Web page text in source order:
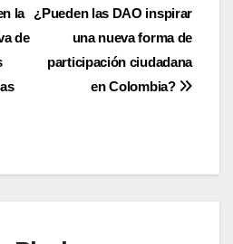
¿Pueden las DAO inspirar
una nueva forma de
participación ciudadana
en Colombia?
la
de